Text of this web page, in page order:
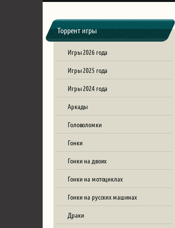
Торрент игры
Игры 2026 года
Игры 2025 года
Игры 2024 года
Аркады
Головоломки
Гонки
Гонки на двоих
Гонки на мотоциклах
Гонки на русских машинах
Драки